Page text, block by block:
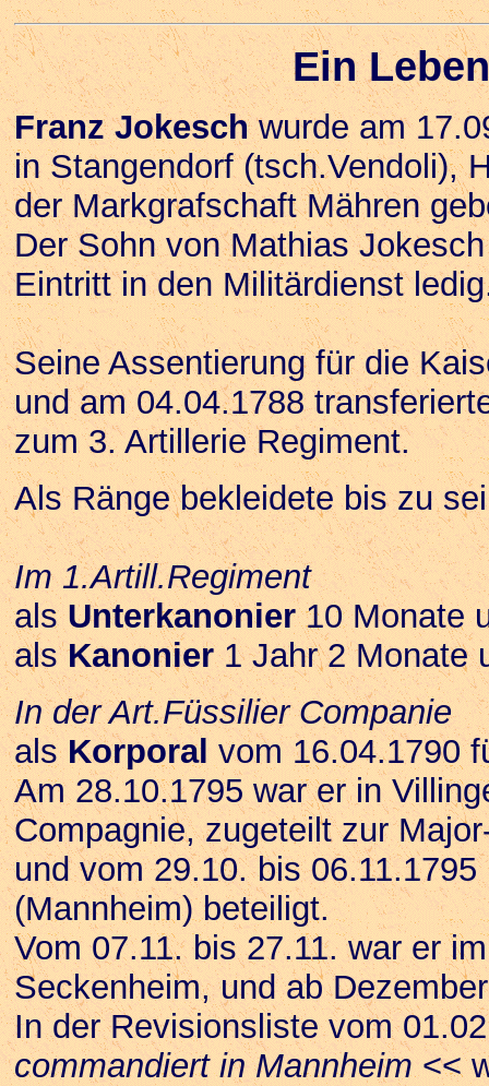
Ein
Franz Jokeschwurde am
in Stangendorf (tsch.Vendoli),
der Markgrafschaft Mähren
Der Sohn von Mathias
Eintritt in den Militärdienst
Seine Assentierung für die
und am 04.04.1788
zum 3. Artillerie Regiment.
Als Ränge bekleidete bis zu
Im 1.Artill.Regiment
alsUnterkanonier10 Monate
alsKanonier1 Jahr 2 Monate
In der Art.Füssilier Companie
als Korporal vom 16.04.1790
Am 28.10.1795 war er in
Compagnie, zugeteilt zur
und vom 29.10. bis
(Mannheim) beteiligt.
Vom 07.11. bis 27.11. war er
Seckenheim, und ab
In der Revisionsliste vom
commandiert in Mannheim<<